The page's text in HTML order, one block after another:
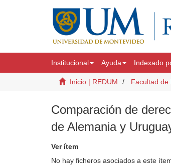
Institucional Ayuda Indexado
Inicio | REDUM Facultad de
Comparación de
de Alemania y
Ver ítem
No hay ficheros asociados a este